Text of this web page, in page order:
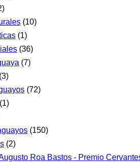
(10)
(1)
(36)
(7)
(3)
(72)
(1)
(150)
(2)
Roa Bastos - Premio